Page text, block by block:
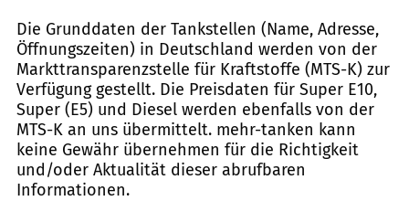
Die Grunddaten der Tankstellen (Name, Adresse,
Öffnungszeiten) in Deutschland werden von der
Markttransparenzstelle für Kraftstoffe (MTS-K) zur
Verfügung gestellt. Die Preisdaten für Super E10,
Super (E5) und Diesel werden ebenfalls von der
MTS-K an uns übermittelt. mehr-tanken kann
keine Gewähr übernehmen für die Richtigkeit
und/oder Aktualität dieser abrufbaren
Informationen.